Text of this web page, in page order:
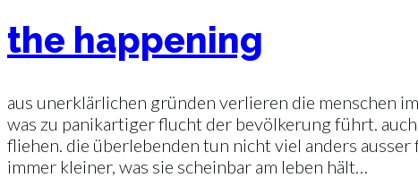
the happening
aus unerklärlichen gründen verlieren die menschen
was zu panikartiger flucht der bevölkerung führt.
fliehen. die überlebenden tun nicht viel anders
immer kleiner, was sie scheinbar am leben hält…